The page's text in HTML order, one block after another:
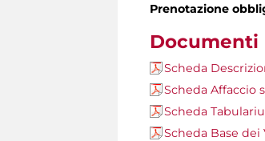
Prenotazione
Documenti
Scheda
Scheda Affaccio
Scheda
Scheda Base